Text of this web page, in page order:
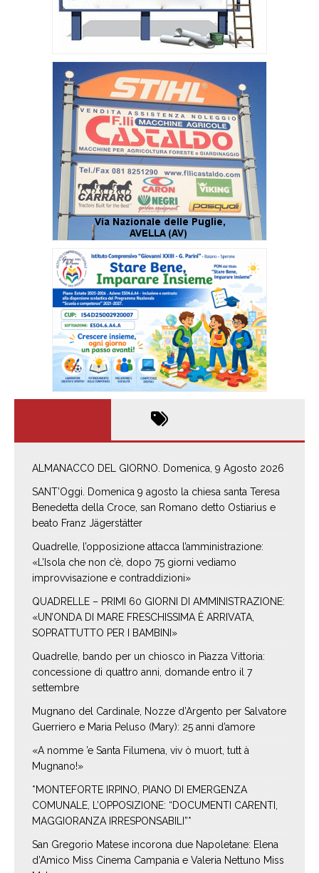
ALMANACCO DEL GIORNO. Domenica, 9 Agosto 2026
SANT’Oggi. Domenica 9 agosto la chiesa santa Teresa
Benedetta della Croce, san Romano detto Ostiarius e
beato Franz Jägerstätter
Quadrelle, l’opposizione attacca l’amministrazione:
«L’Isola che non c’è, dopo 75 giorni vediamo
improvvisazione e contraddizioni»
QUADRELLE – PRIMI 60 GIORNI DI AMMINISTRAZIONE:
«UN’ONDA DI MARE FRESCHISSIMA È ARRIVATA,
SOPRATTUTTO PER I BAMBINI»
Quadrelle, bando per un chiosco in Piazza Vittoria:
concessione di quattro anni, domande entro il 7
settembre
Mugnano del Cardinale, Nozze d’Argento per Salvatore
Guerriero e Maria Peluso (Mary): 25 anni d’amore
«A nomme ’e Santa Filumena, viv ò muort, tutt à
Mugnano!»
*MONTEFORTE IRPINO, PIANO DI EMERGENZA
COMUNALE, L’OPPOSIZIONE: “DOCUMENTI CARENTI,
MAGGIORANZA IRRESPONSABILI”*
San Gregorio Matese incorona due Napoletane: Elena
d’Amico Miss Cinema Campania e Valeria Nettuno Miss